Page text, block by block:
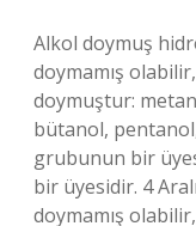
Alkol doymuş
doymamış
doymuştur:
bütanol,
grubunun bir
bir üyesidir. 4
doymamış